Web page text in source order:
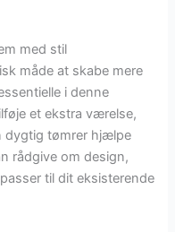
med stil
måde at skabe mere
i denne
et ekstra værelse,
dygtig tømrer hjælpe
rådgive om design,
til dit eksisterende